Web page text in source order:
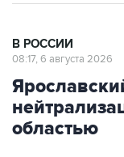
В РОССИИ
08:17, 6 августа 2026
областью